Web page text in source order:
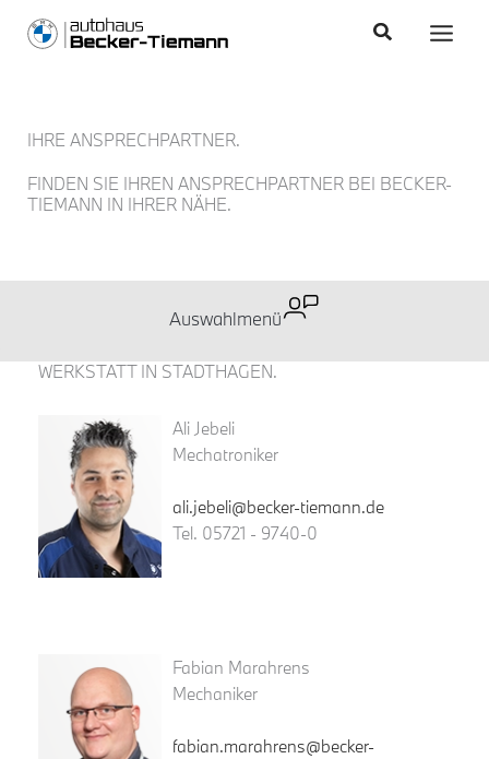
content
Inhalt
SuchenMain
IHRE ANSPRECHPARTNER.
FINDEN SIE IHREN ANSPRECHPARTNER BEI BECKER-
TIEMANN IN IHRER NÄHE.
WERKSTATT IN STADTHAGEN.
Ali Jebeli
Mechatroniker
ali.jebeli@becker-tiemann.de
Tel. 05721 - 9740-0
Fabian Marahrens
Mechaniker
fabian.marahrens@becker-